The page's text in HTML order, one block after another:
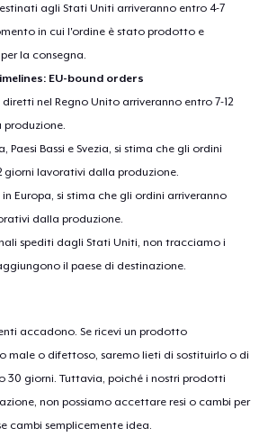
agli Stati Uniti arriveranno entro 4-7
in cui l'ordine è stato prodotto e
la consegna.
EU-bound orders
nel Regno Unito arriveranno entro 7-12
Paesi Bassi e Svezia, si stima che gli ordini
giorni lavorativi dalla produzione.
Europa, si stima che gli ordini arriveranno
dalla produzione.
spediti dagli Stati Uniti, non tracciamo i
il paese di destinazione.
accadono. Se ricevi un prodotto
male o difettoso, saremo lieti di sostituirlo o di
30 giorni. Tuttavia, poiché i nostri prodotti
non possiamo accettare resi o cambi per
cambi semplicemente idea.